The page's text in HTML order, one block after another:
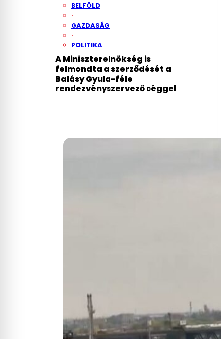
BELFÖLD
·
GAZDASÁG
·
POLITIKA
A Miniszterelnökség is
felmondta a szerződését a
Balásy Gyula-féle
rendezvényszervező céggel